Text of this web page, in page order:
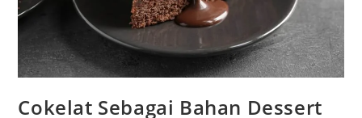
Cokelat Sebagai Bahan Dessert